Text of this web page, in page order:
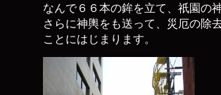
なんで６６本の鉾を立て、祇園の神
さらに神輿をも送って、災厄の除
ことにはじまります。